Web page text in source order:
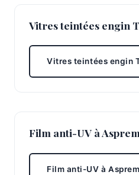
Vitres teintées engin
Vitres teintées engin
Film anti-UV à
Film anti-UV à